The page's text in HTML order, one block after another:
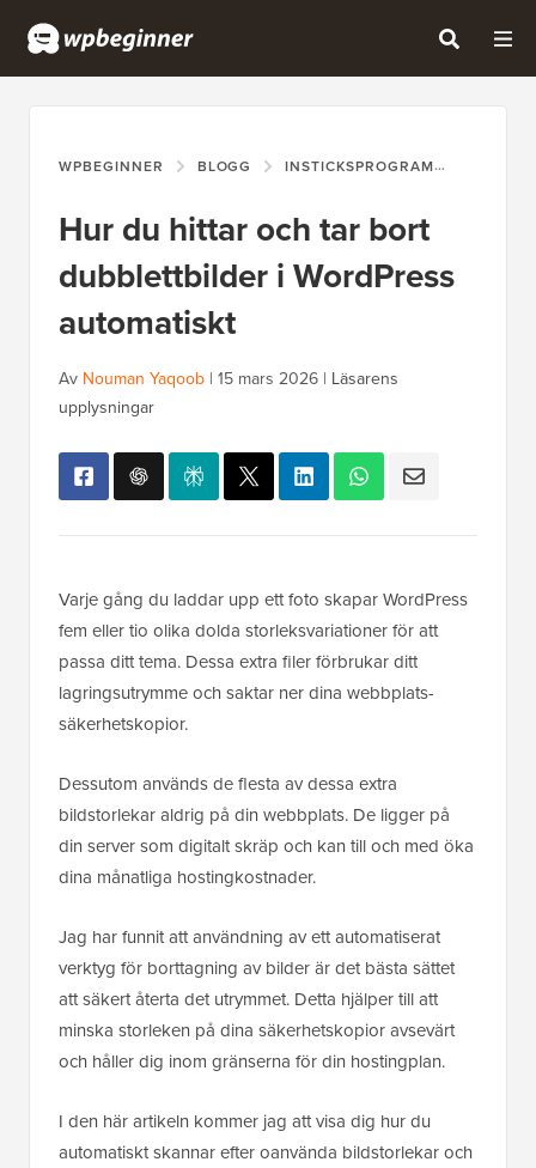
WPBEGINNER BLOGG INSTICKSPROGRAM
Hur du hittar och tar bort
dubblettbilder i WordPress
automatiskt
Av Nouman Yaqoob | 15 mars 2026 | Läsarens
upplysningar
Varje gång du laddar upp ett foto skapar WordPress
fem eller tio olika dolda storleksvariationer för att
passa ditt tema. Dessa extra filer förbrukar ditt
lagringsutrymme och saktar ner dina webbplats-
säkerhetskopior.
Dessutom används de flesta av dessa extra
bildstorlekar aldrig på din webbplats. De ligger på
din server som digitalt skräp och kan till och med öka
dina månatliga hostingkostnader.
Jag har funnit att användning av ett automatiserat
verktyg för borttagning av bilder är det bästa sättet
att säkert återta det utrymmet. Detta hjälper till att
minska storleken på dina säkerhetskopior avsevärt
och håller dig inom gränserna för din hostingplan.
I den här artikeln kommer jag att visa dig hur du
automatiskt skannar efter oanvända bildstorlekar och